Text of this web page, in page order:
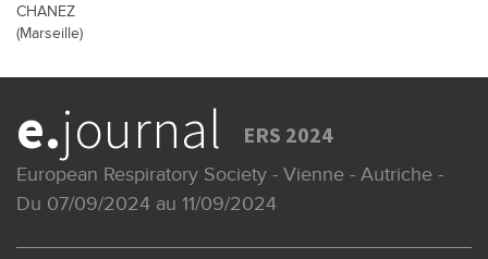
CHANEZ
(Marseille)
e.journal ERS 2024
European Respiratory Society - Vienne - Autriche -
Du 07/09/2024 au 11/09/2024